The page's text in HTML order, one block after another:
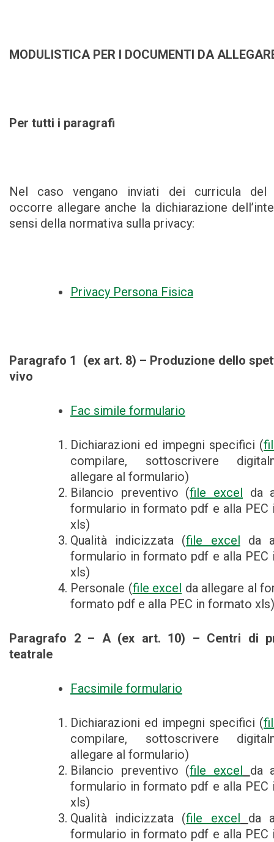
MODULISTICA PER I DOCUMENTI DA
Per tutti i paragrafi
Nel caso vengano inviati dei curricula del
occorre allegare anche la dichiarazione
sensi della normativa sulla privacy:
Privacy Persona Fisica
Paragrafo 1 (ex art. 8) – Produzione dello
vivo
Fac simile formulario
Dichiarazioni ed impegni specifici (
compilare, sottoscrivere
allegare al formulario)
Bilancio preventivo (file excel da
formulario in formato pdf e alla PEC
xls)
Qualità indicizzata (file excel da
formulario in formato pdf e alla PEC
xls)
Personale (file excel da allegare al
formato pdf e alla PEC in formato xls)
Paragrafo 2 – A (ex art. 10) – Centri di
teatrale
Facsimile formulario
Dichiarazioni ed impegni specifici (
compilare, sottoscrivere
allegare al formulario)
Bilancio preventivo (file excel da
formulario in formato pdf e alla PEC
xls)
Qualità indicizzata (file excel
da
formulario in formato pdf e alla PEC